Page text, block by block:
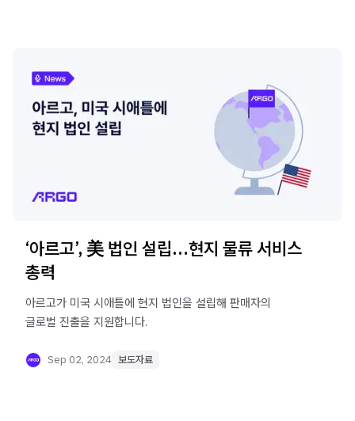
‘아르고’, 美 법인 설립…현지 물류 서비스
총력
아르고가 미국 시애틀에 현지 법인을 설립해 판매자의
글로벌 진출을 지원합니다.
Sep 02, 2024 보도자료